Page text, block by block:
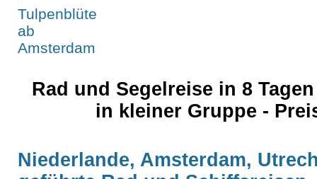
Rad und Segelreise in 8
in kleiner Gruppe -
Niederlande, Amsterdam,